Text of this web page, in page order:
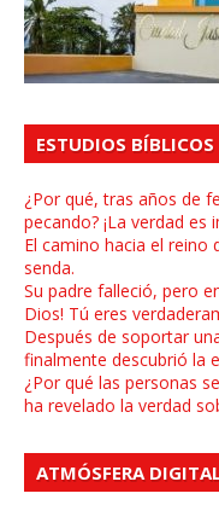
ESTUDIOS
¿Por qué, tras años de
pecando? ¡La verdad es
El camino hacia el reino
senda.
Su padre falleció, pero
Dios! Tú eres
Después de soportar
finalmente descubrió la
¿Por qué las personas
ha revelado la verdad
ATMÓSFERA